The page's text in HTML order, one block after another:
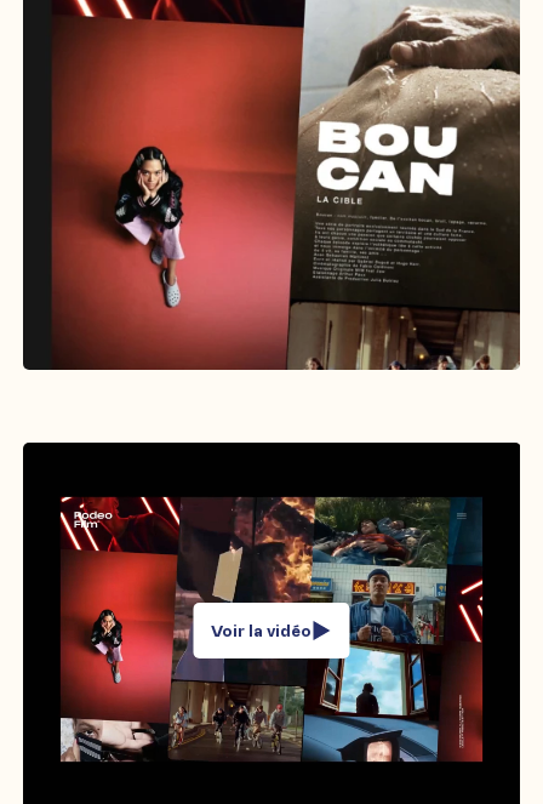
Voir la vidéo